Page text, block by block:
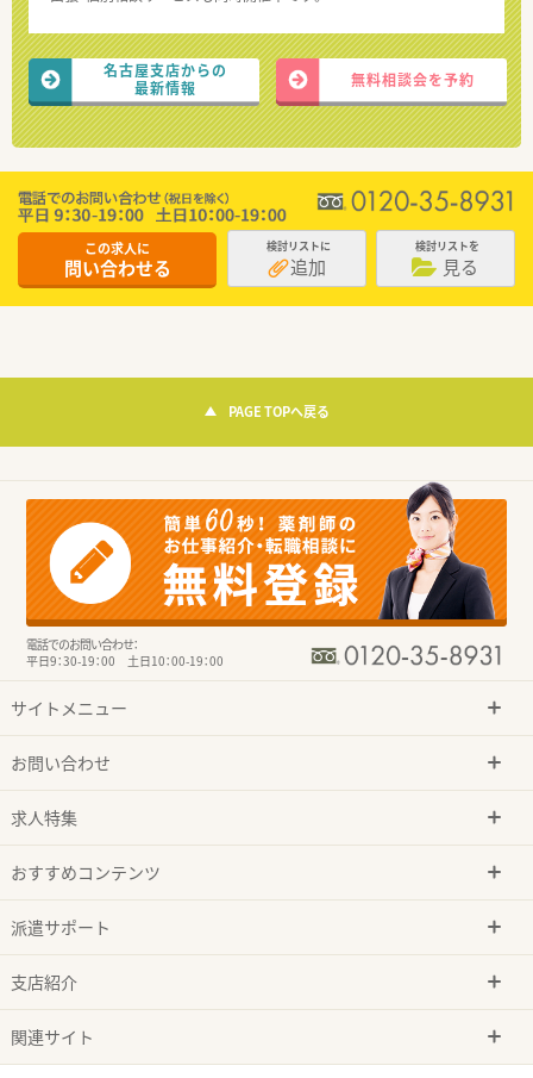
名古屋支店からの
最新情報
無料相談会を予約
この求人に
問い合わせる
検討リストに
追加
検討リストを
見る
PAGE TOPへ戻る
電話でのお問い合わせ：
平日9：30-19：00 土日10：00-19：00
サイトメニュー
お問い合わせ
求人特集
おすすめコンテンツ
派遣サポート
支店紹介
関連サイト